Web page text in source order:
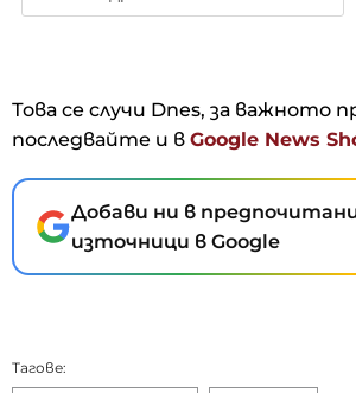
Това се случи Dnes, за важното
последвайте и в Google News
Добави ни в
източници в Google
Тагове: